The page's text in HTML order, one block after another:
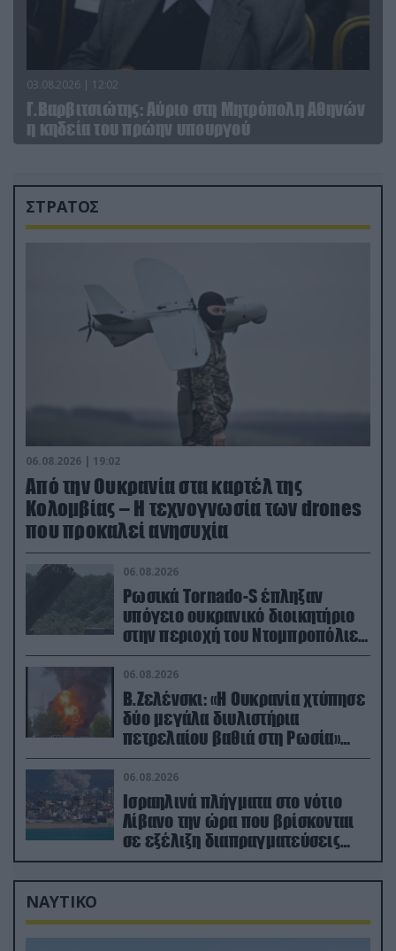
03.08.2026 | 12:02
Γ.Βαρβιτσιώτης: Aύριο στη Μητρόπολη Αθηνών
η κηδεία του πρώην υπουργού
ΣΤΡΑΤΟΣ
06.08.2026 | 19:02
Από την Ουκρανία στα καρτέλ της
Κολομβίας – Η τεχνογνωσία των drones
που προκαλεί ανησυχία
06.08.2026
Ρωσικά Tornado-S έπληξαν
υπόγειο ουκρανικό διοικητήριο
στην περιοχή του Ντομπροπόλιε
(βίντεο)
06.08.2026
Β.Ζελένσκι: «Η Ουκρανία χτύπησε
δύο μεγάλα διυλιστήρια
πετρελαίου βαθιά στη Ρωσία»
(βίντεο)
06.08.2026
Ισραηλινά πλήγματα στο νότιο
Λίβανο την ώρα που βρίσκονται
σε εξέλιξη διαπραγματεύσεις
στην Ρώμη
ΝΑΥΤΙΚΟ